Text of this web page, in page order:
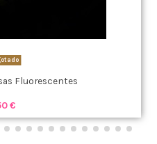
Fluorescentes
€